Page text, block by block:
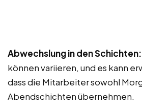
Abwechslung in den Schichten:
können variieren, und es kann
dass die Mitarbeiter sowohl
Abendschichten übernehmen.